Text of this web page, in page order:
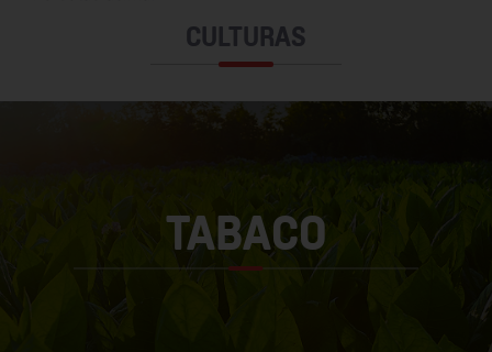
CULTURAS
TABACO